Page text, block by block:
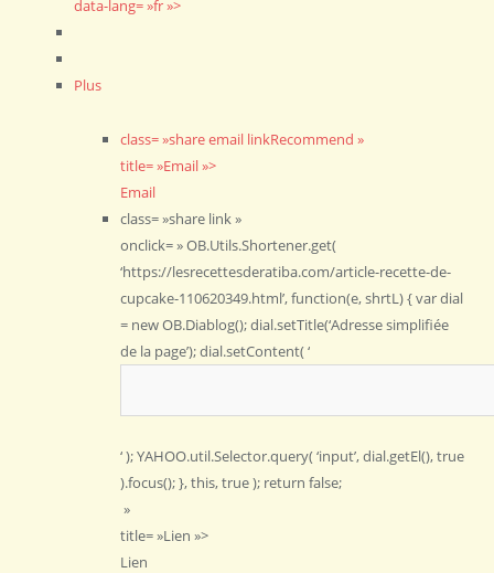
data-lang= »fr »>
Plus
class= »share email linkRecommend »
title= »Email »>
Email
class= »share link »
onclick= » OB.Utils.Shortener.get(
‘https://lesrecettesderatiba.com/article-recette-de-
cupcake-110620349.html’, function(e, shrtL) { var dial
= new OB.Diablog(); dial.setTitle(‘Adresse simplifiée
de la page’); dial.setContent( ‘
‘ ); YAHOO.util.Selector.query( ‘input’, dial.getEl(), true
).focus(); }, this, true ); return false;
»
title= »Lien »>
Lien